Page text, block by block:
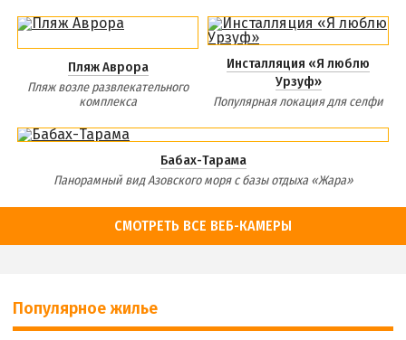
Пляж Аврора
Пляж возле развлекательного
комплекса
Инсталляция «Я люблю
Урзуф»
Популярная локация для селфи
Бабах-Тарама
Панорамный вид Азовского моря с базы отдыха «Жара»
СМОТРЕТЬ ВСЕ ВЕБ-КАМЕРЫ
Популярное жилье